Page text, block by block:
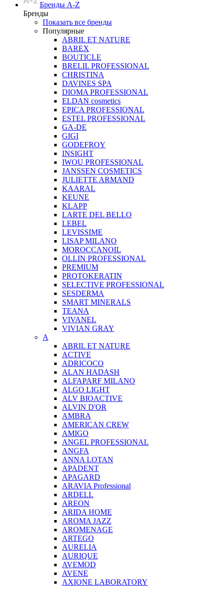
Бренды A-Z
Бренды
Показать все бренды
Популярные
ABRIL ET NATURE
BAREX
BOUTICLE
BRELIL PROFESSIONAL
CHRISTINA
DAVINES SPA
DIOMA PROFESSIONAL
ELDAN cosmetics
EPICA PROFESSIONAL
ESTEL PROFESSIONAL
GA-DE
GIGI
GODEFROY
INSIGHT
IWOU PROFESSIONAL
JANSSEN COSMETICS
JULIETTE ARMAND
KAARAL
KEUNE
KLAPP
LARTE DEL BELLO
LEBEL
LEVISSIME
LISAP MILANO
MOROCCANOIL
OLLIN PROFESSIONAL
PREMIUM
PROTOKERATIN
SELECTIVE PROFESSIONAL
SESDERMA
SMART MINERALS
TEANA
VIVANEL
VIVIAN GRAY
A
ABRIL ET NATURE
ACTIVE
ADRICOCO
ALAN HADASH
ALFAPARF MILANO
ALGO LIGHT
ALV BIOACTIVE
ALVIN D'OR
AMBRA
AMERICAN CREW
AMIGO
ANGEL PROFESSIONAL
ANGFA
ANNA LOTAN
APADENT
APAGARD
ARAVIA Professional
ARDELL
AREON
ARIDA HOME
AROMA JAZZ
AROMENAGE
ARTEGO
AURELIA
AURIQUE
AVEMOD
AVENE
AXIONE LABORATORY